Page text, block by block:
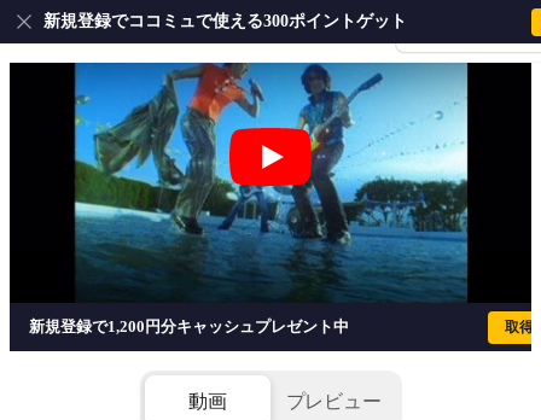
会員登録・ログイ
新規登録でココミュで使える300ポイントゲット
ultra soul - B’z
新規登録で1,200円分キャッシュプレゼント中 取得
動画 プレビュー